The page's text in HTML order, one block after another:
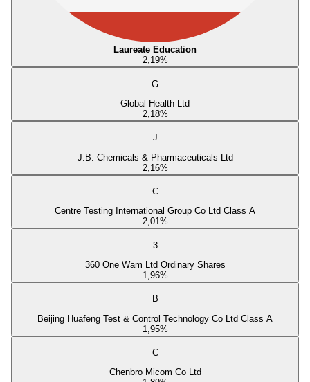
Laureate Education
2,19%
G
Global Health Ltd
2,18%
J
J.B. Chemicals & Pharmaceuticals Ltd
2,16%
C
Centre Testing International Group Co Ltd Class A
2,01%
3
360 One Wam Ltd Ordinary Shares
1,96%
B
Beijing Huafeng Test & Control Technology Co Ltd Class A
1,95%
C
Chenbro Micom Co Ltd